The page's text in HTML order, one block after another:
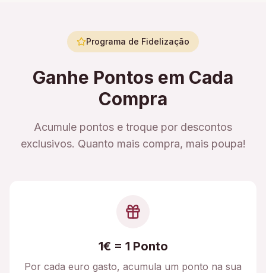
Programa de Fidelização
Ganhe Pontos em Cada
Compra
Acumule pontos e troque por descontos
exclusivos. Quanto mais compra, mais poupa!
1€ = 1 Ponto
Por cada euro gasto, acumula um ponto na sua